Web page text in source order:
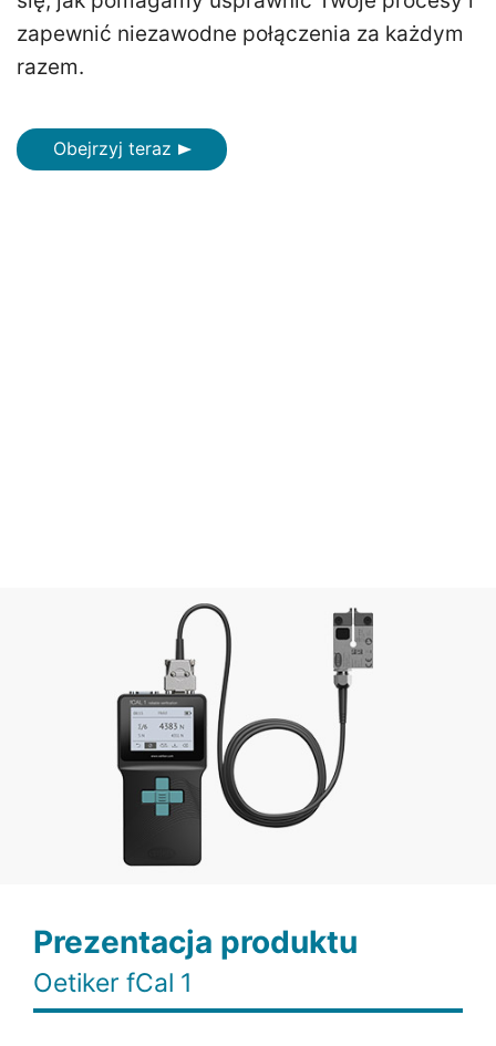
zapewnić niezawodne połączenia za każdym
razem.
Obejrzyj teraz
Prezentacja produktu
Oetiker fCal 1